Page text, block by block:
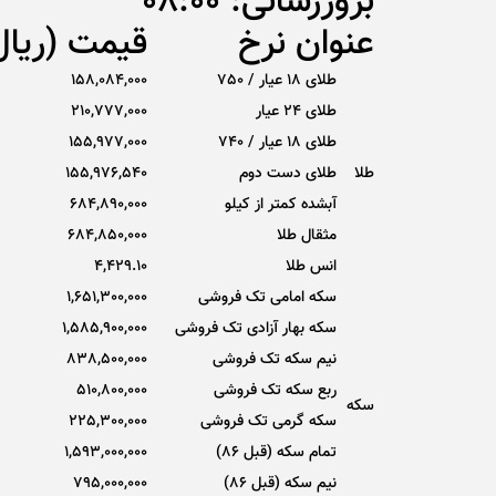
عنوان نرخ قیمت
طلا
طلای 18 عیار / 750
158,084,000
طلای ۲۴ عیار
210,777,000
طلای 18 عیار / 740
155,977,000
طلای دست دوم
155,976,540
آبشده کمتر از کیلو
684,890,000
مثقال طلا
684,850,000
انس طلا
4,429.10
سکه
سکه امامی تک فروشی
1,651,300,000
سکه بهار آزادی تک فروشی
1,585,900,000
نیم سکه تک فروشی
838,500,000
ربع سکه تک فروشی
510,800,000
سکه گرمی تک فروشی
225,300,000
تمام سکه (قبل 86)
1,593,000,000
نیم سکه (قبل 86)
795,000,000